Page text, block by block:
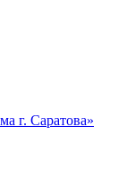
г. Саратова»